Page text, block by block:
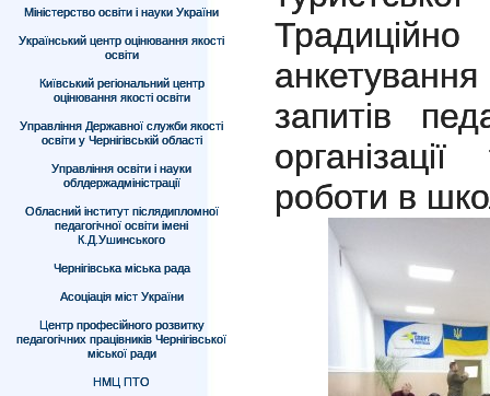
Міністерство освіти і науки України
Український центр оцінювання якості
освіти
Київський регіональний центр
оцінювання якості освіти
Управління Державної служби якості
освіти у Чернігівській області
Управління освіти і науки
облдержадміністрації
Обласний інститут післядипломної
педагогічної освіти імені
К.Д.Ушинського
Чернігівська міська рада
Асоціація міст України
Центр професійного розвитку
педагогічних працівників Чернігівської
міської ради
НМЦ ПТО
запитів
організації
роботи в